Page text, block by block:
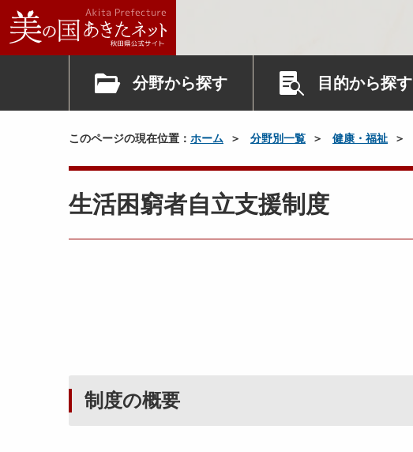
分野から探す 目的から探す
このページの現在位置： ホーム 分野別一覧 健康・福祉
生活困窮者自立支援制度
制度の概要